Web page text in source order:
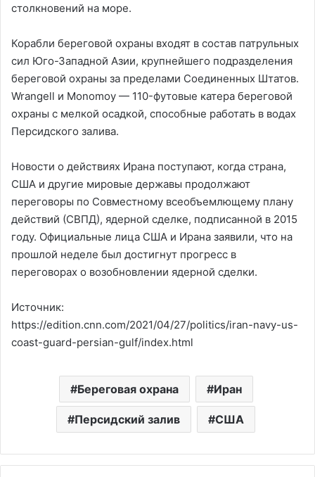
столкновений на море.
Корабли береговой охраны входят в состав патрульных
сил Юго-Западной Азии, крупнейшего подразделения
береговой охраны за пределами Соединенных Штатов.
Wrangell и Monomoy — 110-футовые катера береговой
охраны с мелкой осадкой, способные работать в водах
Персидского залива.
Новости о действиях Ирана поступают, когда страна,
США и другие мировые державы продолжают
переговоры по Совместному всеобъемлющему плану
действий (СВПД), ядерной сделке, подписанной в 2015
году. Официальные лица США и Ирана заявили, что на
прошлой неделе был достигнут прогресс в
переговорах о возобновлении ядерной сделки.
Источник:
https://edition.cnn.com/2021/04/27/politics/iran-navy-us-
coast-guard-persian-gulf/index.html
Береговая охрана Иран
Персидский залив США